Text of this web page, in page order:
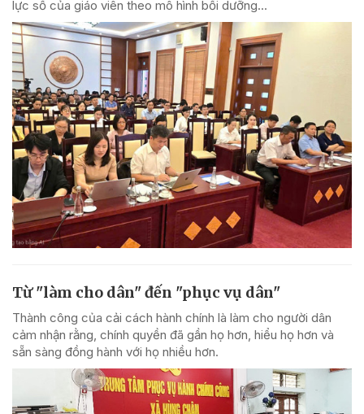
lực số của giáo viên theo mô hình bồi dưỡng...
Từ "làm cho dân" đến "phục vụ dân"
Thành công của cải cách hành chính là làm cho người dân
cảm nhận rằng, chính quyền đã gần họ hơn, hiểu họ hơn và
sẵn sàng đồng hành với họ nhiều hơn.